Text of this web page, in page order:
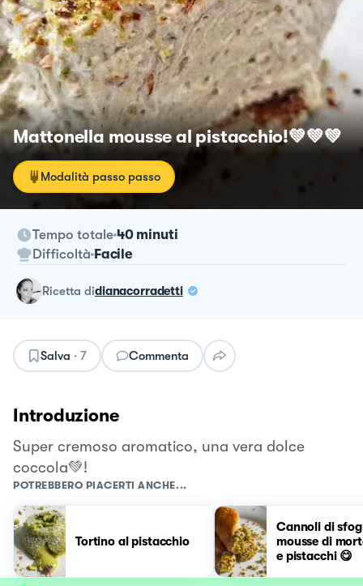
Mattonella mousse al pistacchio!💚💚💚
Modalità passo passo
Tempo totale 40 minuti
Difficoltà Facile
ricetta didianacorradetti
Salva · 7 Commenta
Introduzione
Super cremoso aromatico, una vera dolce
coccola💚!
POTREBBERO PIACERTI ANCHE...
Tortino al pistacchio
Cannoli di
mousse di
e pistacchi 😋